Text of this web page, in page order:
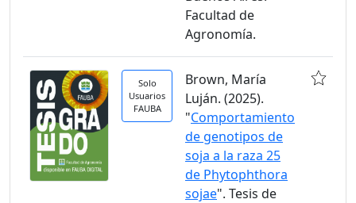
Facultad de
Agronomía.
Solo
Usuarios
FAUBA
Brown, María
Luján. (2025).
"Comportamiento
de genotipos de
soja a la raza 25
de Phytophthora
sojae". Tesis de